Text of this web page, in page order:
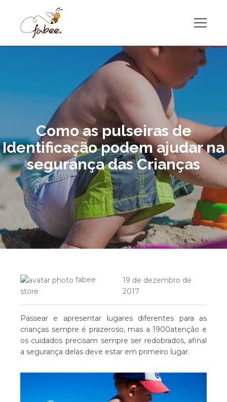
Como as pulseiras de
Identificação podem ajudar na
segurança das Crianças
fabee
store
19 de dezembro de
2017
Passear e apresentar lugares diferentes para as
crianças sempre é prazeroso, mas a 1900atenção e
os cuidados precisam sempre ser redobrados, afinal
a segurança delas deve estar em primeiro lugar.